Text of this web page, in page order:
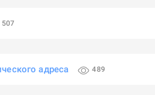
507
адреса 489